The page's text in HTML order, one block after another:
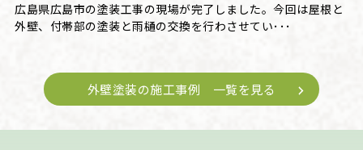
広島県広島市の塗装工事の現場が完了しました。今回は屋根と
外壁、付帯部の塗装と雨樋の交換を行わさせてい･･･
外壁塗装の施工事例 一覧を見る